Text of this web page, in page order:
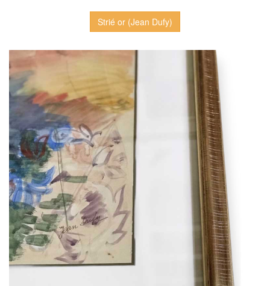
Strié or (Jean Dufy)